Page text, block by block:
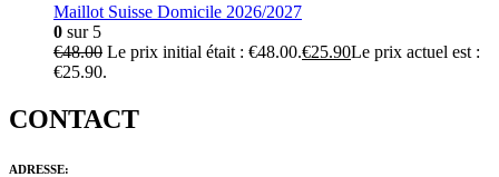
Maillot Suisse Domicile 2026/2027
0 sur 5
€48.00 Le prix initial était : €48.00.€25.90Le prix actuel est :
€25.90.
CONTACT
ADRESSE: